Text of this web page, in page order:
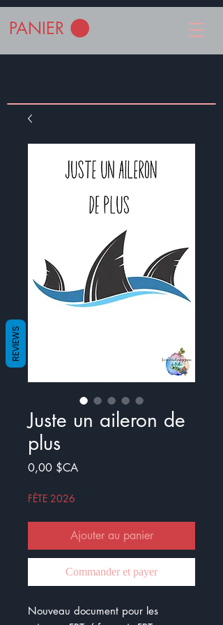
PANIER
Juste un aileron de
plus
0,00 $CAPrix
FÊTE 2026
Ajouter au panier
Commander et payer
Nouveau document pour les
REVIEWS